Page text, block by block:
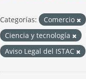
Categorías: Comercio
Ciencia y tecnología
Aviso Legal del ISTAC